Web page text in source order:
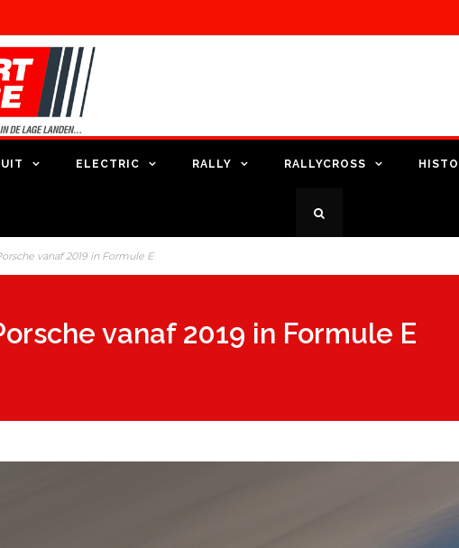
ELECTRIC RALLY RALLYCROSS
vanaf 2019 in Formule E
vanaf 2019 in Formule E